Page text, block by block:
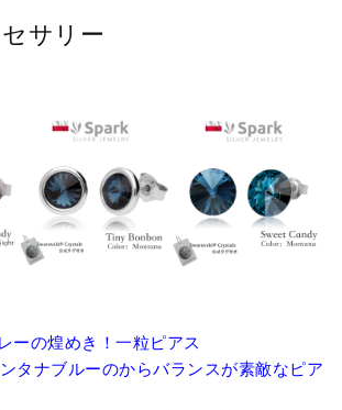
サリー
ーの煌めき！一粒ピアス
タナブルーのからバランスが素敵なピア